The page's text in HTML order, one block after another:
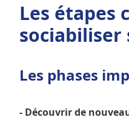
Les étapes
sociabiliser
Les phases
- Découvrir de